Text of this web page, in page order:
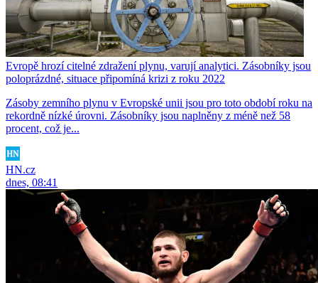
Evropě hrozí citelné zdražení plynu, varují analytici. Zásobníky jsou
poloprázdné, situace připomíná krizi z roku 2022
Zásoby zemního plynu v Evropské unii jsou pro toto období roku na
rekordně nízké úrovni. Zásobníky jsou naplněny z méně než 58
procent, což je...
HN.cz
dnes, 08:41